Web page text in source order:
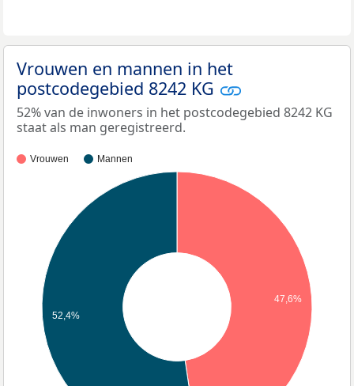
Vrouwen en mannen in het
postcodegebied 8242 KG
52% van de inwoners in het postcodegebied 8242 KG
staat als man geregistreerd.
Vrouwen Mannen
47,6%
52,4%